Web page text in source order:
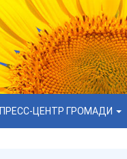
ПРЕСС-ЦЕНТР ГРОМАДИ